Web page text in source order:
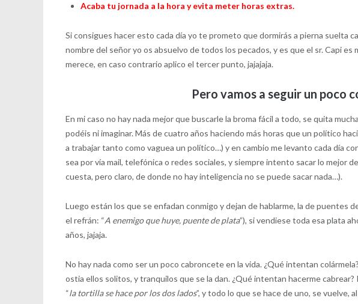
Acaba tu jornada a la hora y evita meter horas extras.
Si consigues hacer esto cada día yo te prometo que dormirás a pierna suelta
nombre del señor yo os absuelvo de todos los pecados, y es que el sr. Capi es
merece, en caso contrario aplico el tercer punto, jajajaja.
Pero vamos a seguir un poco
En mi caso no hay nada mejor que buscarle la broma fácil a todo, se quita
podéis ni imaginar. Más de cuatro años haciendo más horas que un político
a trabajar tanto como vaguea un político…) y en cambio me levanto cada día
sea por vía mail, telefónica o redes sociales, y siempre intento sacar lo mejor
cuesta, pero claro, de donde no hay inteligencia no se puede sacar nada…).
Luego están los que se enfadan conmigo y dejan de hablarme, la de puentes
el refrán: “A enemigo que huye, puente de plata”), si vendiese toda esa plata
años, jajaja.
No hay nada como ser un poco cabroncete en la vida. ¿Qué intentan
ostia ellos solitos, y tranquilos que se la dan. ¿Qué intentan hacerme cabrear?
“la tortilla se hace por los dos lados”, y todo lo que se hace de uno, se vuelve,